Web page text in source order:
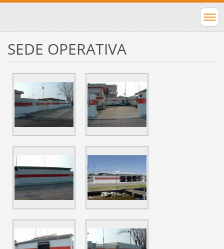
SEDE OPERATIVA